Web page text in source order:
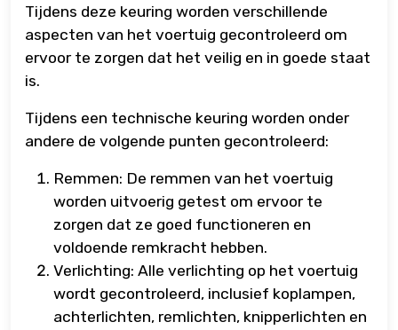
Tijdens deze keuring worden verschillende
aspecten van het voertuig gecontroleerd om
ervoor te zorgen dat het veilig en in goede staat
is.
Tijdens een technische keuring worden onder
andere de volgende punten gecontroleerd:
Remmen: De remmen van het voertuig
worden uitvoerig getest om ervoor te
zorgen dat ze goed functioneren en
voldoende remkracht hebben.
Verlichting: Alle verlichting op het voertuig
wordt gecontroleerd, inclusief koplampen,
achterlichten, remlichten, knipperlichten en